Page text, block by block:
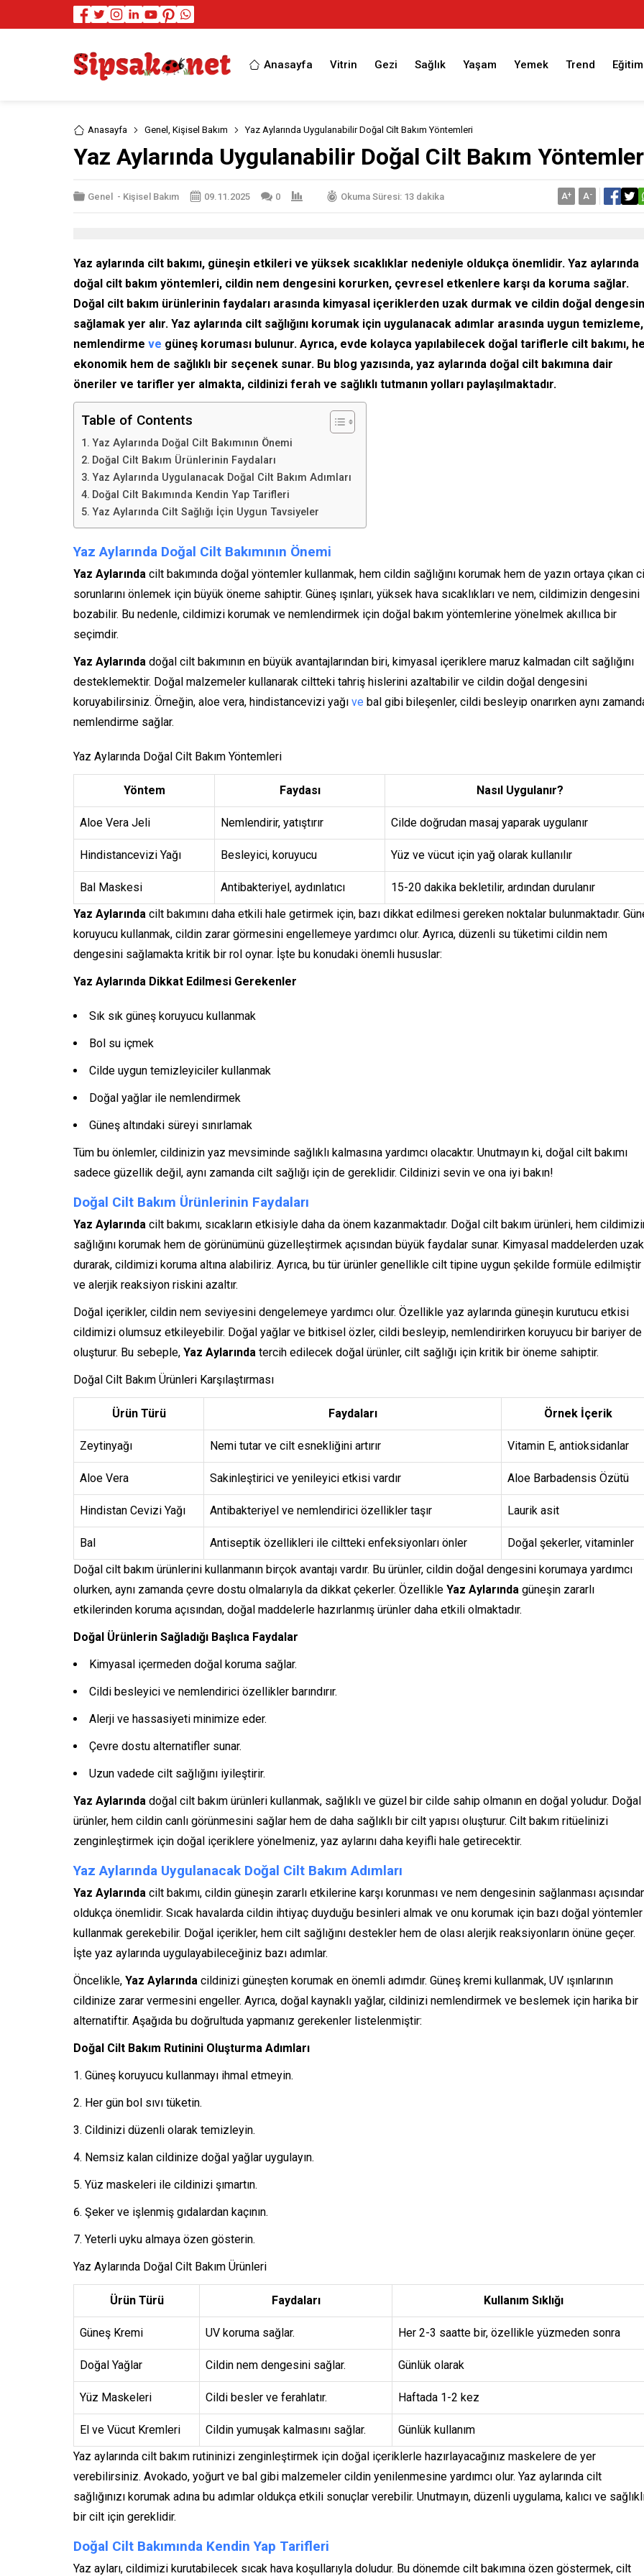
Anasayfa Vitrin Gezi Sağlık Yaşam Yemek Trend Eğitim
Anasayfa Genel , Kişisel Bakım Yaz Aylarında Uygulanabilir Doğal Cilt Bakım Yöntemleri
Yaz Aylarında Uygulanabilir Doğal Cilt Bakım
Genel - Kişisel Bakım 09.11.2025 0 Okuma Süresi: 13 dakika A+ A-
Yaz aylarında cilt bakımı, güneşin etkileri ve yüksek sıcaklıklar nedeniyle oldukça önemlidir. Yaz aylarında
doğal cilt bakım yöntemleri, cildin nem dengesini korurken, çevresel etkenlere karşı da koruma sağlar.
Doğal cilt bakım ürünlerinin faydaları arasında kimyasal içeriklerden uzak durmak ve cildin doğal
sağlamak yer alır. Yaz aylarında cilt sağlığını korumak için uygulanacak adımlar arasında uygun temizleme,
nemlendirme ve güneş koruması bulunur. Ayrıca, evde kolayca yapılabilecek doğal tariflerle cilt bakımı,
ekonomik hem de sağlıklı bir seçenek sunar. Bu blog yazısında, yaz aylarında doğal cilt bakımına dair
öneriler ve tarifler yer almakta, cildinizi ferah ve sağlıklı tutmanın yolları paylaşılmaktadır.
Table of Contents
Yaz Aylarında Doğal Cilt Bakımının Önemi
Doğal Cilt Bakım Ürünlerinin Faydaları
Yaz Aylarında Uygulanacak Doğal Cilt Bakım Adımları
Doğal Cilt Bakımında Kendin Yap Tarifleri
Yaz Aylarında Cilt Sağlığı İçin Uygun Tavsiyeler
Yaz Aylarında Doğal Cilt Bakımının Önemi
Yaz Aylarında cilt bakımında doğal yöntemler kullanmak, hem cildin sağlığını korumak hem de yazın ortaya çıkan
sorunlarını önlemek için büyük öneme sahiptir. Güneş ışınları, yüksek hava sıcaklıkları ve nem, cildimizin dengesini
bozabilir. Bu nedenle, cildimizi korumak ve nemlendirmek için doğal bakım yöntemlerine yönelmek akıllıca bir
seçimdir.
Yaz Aylarında doğal cilt bakımının en büyük avantajlarından biri, kimyasal içeriklere maruz kalmadan cilt sağlığını
desteklemektir. Doğal malzemeler kullanarak ciltteki tahriş hislerini azaltabilir ve cildin doğal dengesini
koruyabilirsiniz. Örneğin, aloe vera, hindistancevizi yağı ve bal gibi bileşenler, cildi besleyip onarırken aynı
nemlendirme sağlar.
Yaz Aylarında Doğal Cilt Bakım Yöntemleri
Yöntem Faydası Nasıl Uygulanır?
Aloe Vera Jeli Nemlendirir, yatıştırır Cilde doğrudan masaj yaparak uygulanır
Hindistancevizi Yağı Besleyici, koruyucu Yüz ve vücut için yağ olarak kullanılır
Bal Maskesi Antibakteriyel, aydınlatıcı
15-20 dakika bekletilir, ardından durulanır
Yaz Aylarında cilt bakımını daha etkili hale getirmek için, bazı dikkat edilmesi gereken noktalar bulunmaktadır.
koruyucu kullanmak, cildin zarar görmesini engellemeye yardımcı olur. Ayrıca, düzenli su tüketimi cildin nem
dengesini sağlamakta kritik bir rol oynar. İşte bu konudaki önemli hususlar:
Yaz Aylarında Dikkat Edilmesi Gerekenler
Sık sık güneş koruyucu kullanmak
Bol su içmek
Cilde uygun temizleyiciler kullanmak
Doğal yağlar ile nemlendirmek
Güneş altındaki süreyi sınırlamak
Tüm bu önlemler, cildinizin yaz mevsiminde sağlıklı kalmasına yardımcı olacaktır. Unutmayın ki, doğal cilt bakımı
sadece güzellik değil, aynı zamanda cilt sağlığı için de gereklidir. Cildinizi sevin ve ona iyi bakın!
Doğal Cilt Bakım Ürünlerinin Faydaları
Yaz Aylarında cilt bakımı, sıcakların etkisiyle daha da önem kazanmaktadır. Doğal cilt bakım ürünleri, hem
sağlığını korumak hem de görünümünü güzelleştirmek açısından büyük faydalar sunar. Kimyasal maddelerden uzak
durarak, cildimizi koruma altına alabiliriz. Ayrıca, bu tür ürünler genellikle cilt tipine uygun şekilde formüle edilmiştir
ve alerjik reaksiyon riskini azaltır.
Doğal içerikler, cildin nem seviyesini dengelemeye yardımcı olur. Özellikle yaz aylarında güneşin kurutucu etkisi
cildimizi olumsuz etkileyebilir. Doğal yağlar ve bitkisel özler, cildi besleyip, nemlendirirken koruyucu bir bariyer de
oluşturur. Bu sebeple, Yaz Aylarında tercih edilecek doğal ürünler, cilt sağlığı için kritik bir öneme sahiptir.
Doğal Cilt Bakım Ürünleri Karşılaştırması
Ürün Türü Faydaları Örnek İçerik
Zeytinyağı Nemi tutar ve cilt esnekliğini artırır Vitamin E, antioksidanlar
Aloe Vera Sakinleştirici ve yenileyici etkisi vardır Aloe Barbadensis Özütü
Hindistan Cevizi Yağı Antibakteriyel ve nemlendirici özellikler taşır Laurik asit
Bal Antiseptik özellikleri ile ciltteki enfeksiyonları önler
Doğal şekerler, vitaminler
Doğal cilt bakım ürünlerini kullanmanın birçok avantajı vardır. Bu ürünler, cildin doğal dengesini korumaya yardımcı
olurken, aynı zamanda çevre dostu olmalarıyla da dikkat çekerler. Özellikle Yaz Aylarında güneşin zararlı
etkilerinden koruma açısından, doğal maddelerle hazırlanmış ürünler daha etkili olmaktadır.
Doğal Ürünlerin Sağladığı Başlıca Faydalar
Kimyasal içermeden doğal koruma sağlar.
Cildi besleyici ve nemlendirici özellikler barındırır.
Alerji ve hassasiyeti minimize eder.
Çevre dostu alternatifler sunar.
Uzun vadede cilt sağlığını iyileştirir.
Yaz Aylarında doğal cilt bakım ürünleri kullanmak, sağlıklı ve güzel bir cilde sahip olmanın en doğal yoludur. Doğal
ürünler, hem cildin canlı görünmesini sağlar hem de daha sağlıklı bir cilt yapısı oluşturur. Cilt bakım ritüelinizi
zenginleştirmek için doğal içeriklere yönelmeniz, yaz aylarını daha keyifli hale getirecektir.
Yaz Aylarında Uygulanacak Doğal Cilt Bakım Adımları
Yaz Aylarında cilt bakımı, cildin güneşin zararlı etkilerine karşı korunması ve nem dengesinin sağlanması
oldukça önemlidir. Sıcak havalarda cildin ihtiyaç duyduğu besinleri almak ve onu korumak için bazı doğal yöntemler
kullanmak gerekebilir. Doğal içerikler, hem cilt sağlığını destekler hem de olası alerjik reaksiyonların önüne geçer.
İşte yaz aylarında uygulayabileceğiniz bazı adımlar.
Öncelikle, Yaz Aylarında cildinizi güneşten korumak en önemli adımdır. Güneş kremi kullanmak, UV ışınlarının
cildinize zarar vermesini engeller. Ayrıca, doğal kaynaklı yağlar, cildinizi nemlendirmek ve beslemek için harika bir
alternatiftir. Aşağıda bu doğrultuda yapmanız gerekenler listelenmiştir:
Doğal Cilt Bakım Rutinini Oluşturma Adımları
Güneş koruyucu kullanmayı ihmal etmeyin.
Her gün bol sıvı tüketin.
Cildinizi düzenli olarak temizleyin.
Nemsiz kalan cildinize doğal yağlar uygulayın.
Yüz maskeleri ile cildinizi şımartın.
Şeker ve işlenmiş gıdalardan kaçının.
Yeterli uyku almaya özen gösterin.
Yaz Aylarında Doğal Cilt Bakım Ürünleri
Ürün Türü Faydaları Kullanım Sıklığı
Güneş Kremi UV koruma sağlar. Her 2-3 saatte bir, özellikle yüzmeden sonra
Doğal Yağlar Cildin nem dengesini sağlar. Günlük olarak
Yüz Maskeleri Cildi besler ve ferahlatır. Haftada 1-2 kez
El ve Vücut Kremleri Cildin yumuşak kalmasını sağlar.
Günlük kullanım
Yaz aylarında cilt bakım rutininizi zenginleştirmek için doğal içeriklerle hazırlayacağınız maskelere de yer
verebilirsiniz. Avokado, yoğurt ve bal gibi malzemeler cildin yenilenmesine yardımcı olur. Yaz aylarında cilt
sağlığınızı korumak adına bu adımlar oldukça etkili sonuçlar verebilir. Unutmayın, düzenli uygulama, kalıcı ve
bir cilt için gereklidir.
Doğal Cilt Bakımında Kendin Yap Tarifleri
Yaz ayları, cildimizi kurutabilecek sıcak hava koşullarıyla doludur. Bu dönemde cilt bakımına özen göstermek, cilt